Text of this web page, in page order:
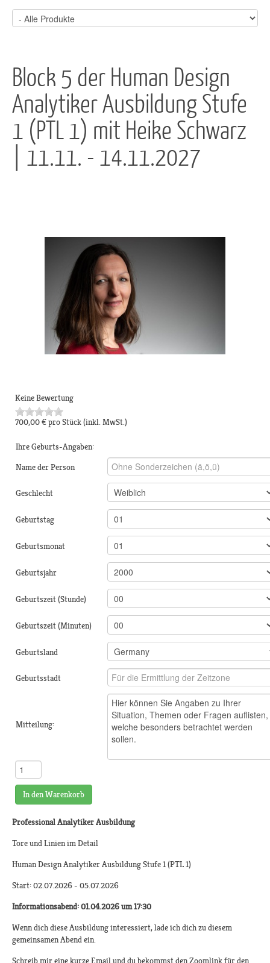
Block 5 der Human Design
Analytiker Ausbildung Stufe
1 (PTL 1) mit Heike Schwarz
| 11.11. - 14.11.2027
Keine Bewertung
700,00 €pro Stück(inkl. MwSt.)
Ihre Geburts-Angaben:
Name der Person
Geschlecht
Geburtstag
Geburtsmonat
Geburtsjahr
Geburtszeit (Stunde)
Geburtszeit (Minuten)
Geburtsland
Geburtsstadt
Mitteilung:
In den Warenkorb
Professional Analytiker Ausbildung
Tore und Linien im Detail
Human Design Analytiker Ausbildung Stufe 1 (PTL 1)
Start: 02.07.2026 - 05.07.2026
Informationsabend: 01.04.2026 um 17:30
Wenn dich diese Ausbildung interessiert, lade ich dich zu diesem
gemeinsamen Abend ein.
Schreib mir eine kurze Email und du bekommst den Zoomlink für den